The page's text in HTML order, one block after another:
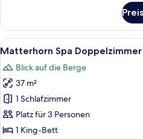
Doppelzimmer
mit
Bergblick
Alle
Fotos
für
Matterhorn
Spa
Doppelzimmer
anzeigen
19
Matterhorn Spa Doppelzimmer
Blick auf die Berge
37 m²
1 Schlafzimmer
Platz für 3 Personen
1 King-Bett